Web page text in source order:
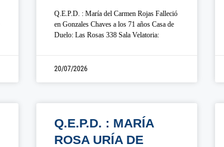
Q.E.P.D. : María del Carmen Rojas Falleció
en Gonzales Chaves a los 71 años Casa de
Duelo: Las Rosas 338 Sala Velatoria:
20/07/2026
Q.E.P.D. : MARÍA
ROSA URÍA DE